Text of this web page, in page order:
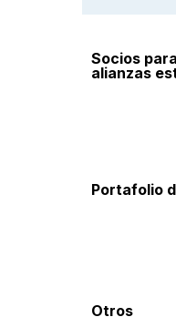
Socios
alianzas
Portafolio
Otros